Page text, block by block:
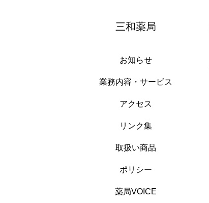
三和薬局
お知らせ
業務内容・サービス
アクセス
リンク集
取扱い商品
ポリシー
薬局VOICE